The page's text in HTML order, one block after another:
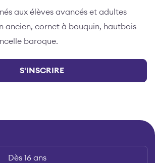
aux élèves avancés et adultes
ancien, cornet à bouquin, hautbois
baroque.
S'INSCRIRE
Dès 16 ans